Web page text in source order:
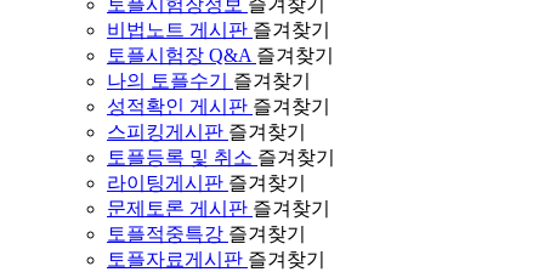
비법노트 게시판 즐겨찾기
토플시험장 Q&A 즐겨찾기
나의 토플수기
즐겨찾기
성적확인 게시판 즐겨찾기
스피킹게시판 즐겨찾기
토플등록 및 취소 즐겨찾기
라이팅게시판 즐겨찾기
문제토론 게시판 즐겨찾기
토플적중특강 즐겨찾기
토플자료게시판 즐겨찾기